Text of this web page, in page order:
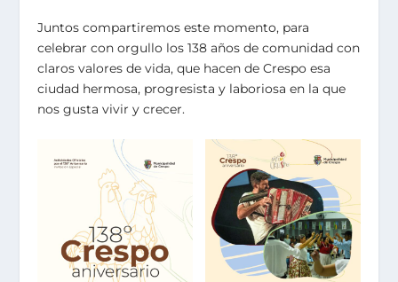
Juntos compartiremos este momento, para
celebrar con orgullo los 138 años de comunidad con
claros valores de vida, que hacen de Crespo esa
ciudad hermosa, progresista y laboriosa en la que
nos gusta vivir y crecer.